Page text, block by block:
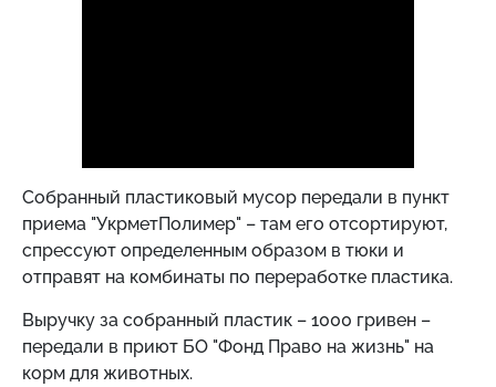
Собранный пластиковый мусор передали в пункт
приема "УкрметПолимер" – там его отсортируют,
спрессуют определенным образом в тюки и
отправят на комбинаты по переработке пластика.
Выручку за собранный пластик – 1000 гривен –
передали в приют БО "Фонд Право на жизнь" на
корм для животных.